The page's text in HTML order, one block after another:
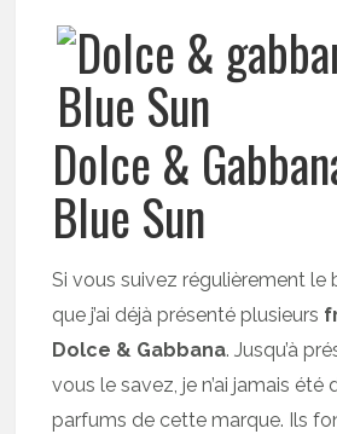
Dolce &
Blue Sun
Si vous suivez régulièrement le
que j’ai déjà présenté plusieurs
Dolce & Gabbana. Jusqu’à
vous le savez, je n’ai jamais été
parfums de cette marque. Ils